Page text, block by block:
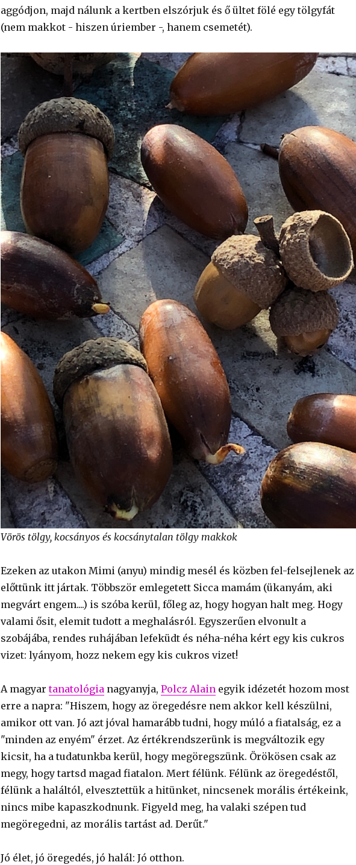
aggódjon, majd nálunk a kertben elszórjuk és ő ültet fölé egy tölgyfát
(nem makkot - hiszen úriember -, hanem csemetét).
Vörös tölgy, kocsányos és kocsánytalan tölgy makkok
Ezeken az utakon Mimi (anyu) mindig mesél és közben fel-felsejlenek az
előttünk itt jártak. Többször emlegetett Sicca mamám (ükanyám, aki
megvárt engem....) is szóba kerül, főleg az, hogy hogyan halt meg. Hogy
valami ősit, elemit tudott a meghalásról. Egyszerűen elvonult a
szobájába, rendes ruhájában lefeküdt és néha-néha kért egy kis cukros
vizet: lyányom, hozz nekem egy kis cukros vizet!
A magyartanatológianagyanyja, Polcz Alainegyik idézetét hozom most
erre a napra: "Hiszem, hogy az öregedésre nem akkor kell készülni,
amikor ott van. Jó azt jóval hamarább tudni, hogy múló a fiatalság, ez a
"minden az enyém" érzet. Az értékrendszerünk is megváltozik egy
kicsit, ha a tudatunkba kerül, hogy megöregszünk. Örökösen csak az
megy, hogy tartsd magad fiatalon. Mert félünk. Félünk az öregedéstől,
félünk a haláltól, elvesztettük a hitünket, nincsenek morális értékeink,
nincs mibe kapaszkodnunk. Figyeld meg, ha valaki szépen tud
megöregedni, az morális tartást ad. Derűt."
Jó élet, jó öregedés, jó halál: Jó otthon.